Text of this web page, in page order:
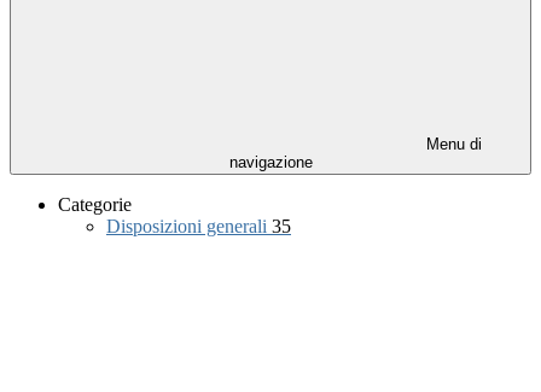
Menu di
navigazione
Categorie
Disposizioni generali 35